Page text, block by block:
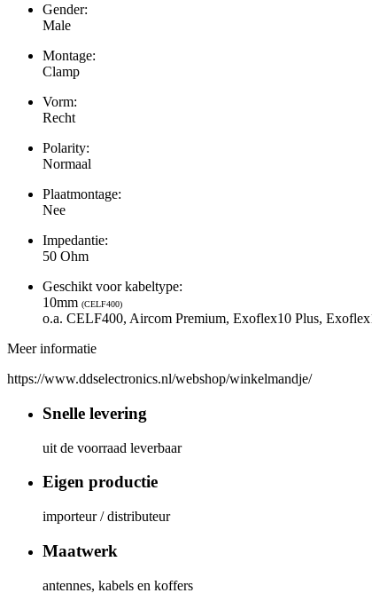
Gender:
Male
Montage:
Clamp
Vorm:
Recht
Polarity:
Normaal
Plaatmontage:
Nee
Impedantie:
50 Ohm
Geschikt voor kabeltype:
10mm (CELF400)
o.a. CELF400, Aircom Premium, Exoflex10 Plus,
Meer informatie
https://www.ddselectronics.nl/webshop/winkelmandje/
Snelle levering
uit de voorraad leverbaar
Eigen productie
importeur / distributeur
Maatwerk
antennes, kabels en koffers